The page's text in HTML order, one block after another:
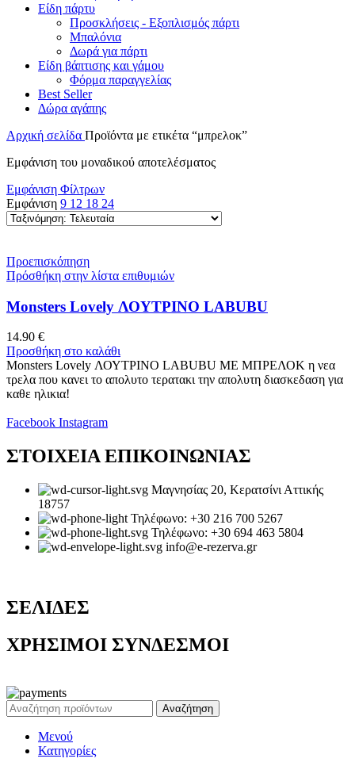
Είδη πάρτυ
Προσκλήσεις - Εξοπλισμός πάρτι
Μπαλόνια
Δωρά για πάρτι
Είδη βάπτισης και γάμου
Φόρμα παραγγελίας
Best Seller
Δώρα αγάπης
Αρχική σελίδα Προϊόντα με ετικέτα “μπρελοκ”
Εμφάνιση του μοναδικού αποτελέσματος
Εμφάνιση Φίλτρων
Εμφάνιση 9 12 18 24
Προεπισκόπηση
Πρόσθήκη στην λίστα επιθυμιών
Monsters Lovely ΛΟΥΤΡΙΝΟ LABUBU
14.90 €
Προσθήκη στο καλάθι
Monsters Lovely ΛΟΥΤΡΙΝΟ LABUBU ΜΕ ΜΠΡΕΛΟΚ η νεα
τρελα που κανει το απολυτο τερατακι την απολυτη διασκεδαση για
καθε ηλικια!
Facebook Instagram
ΣΤΟΙΧΕΙΑ ΕΠΙΚΟΙΝΩΝΙΑΣ
Μαγνησίας 20, Κερατσίνι Αττικής
18757
Τηλέφωνο: +30 216 700 5267
Τηλέφωνο: +30 694 463 5804
info@e-rezerva.gr
ΣΕΛΙΔΕΣ
ΧΡΗΣΙΜΟΙ ΣΥΝΔΕΣΜΟΙ
Αναζήτηση
Μενού
Κατηγορίες